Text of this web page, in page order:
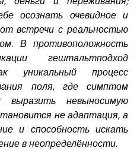
осознать очевидное и
встречи с реальностью
В противоположность
гештальтподход
уникальный процесс
поля, где симптом
невыносимую
не адаптация, а
и способность искать
в неопределённости.